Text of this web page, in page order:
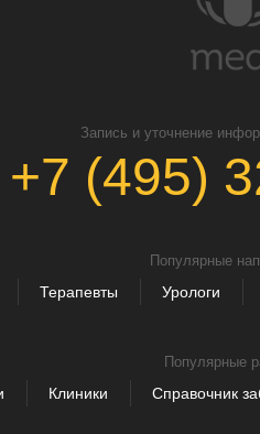
Запись и уточнение
+7 (495)
Популярные
Терапевты Урологи
Популярные
Клиники Справочник